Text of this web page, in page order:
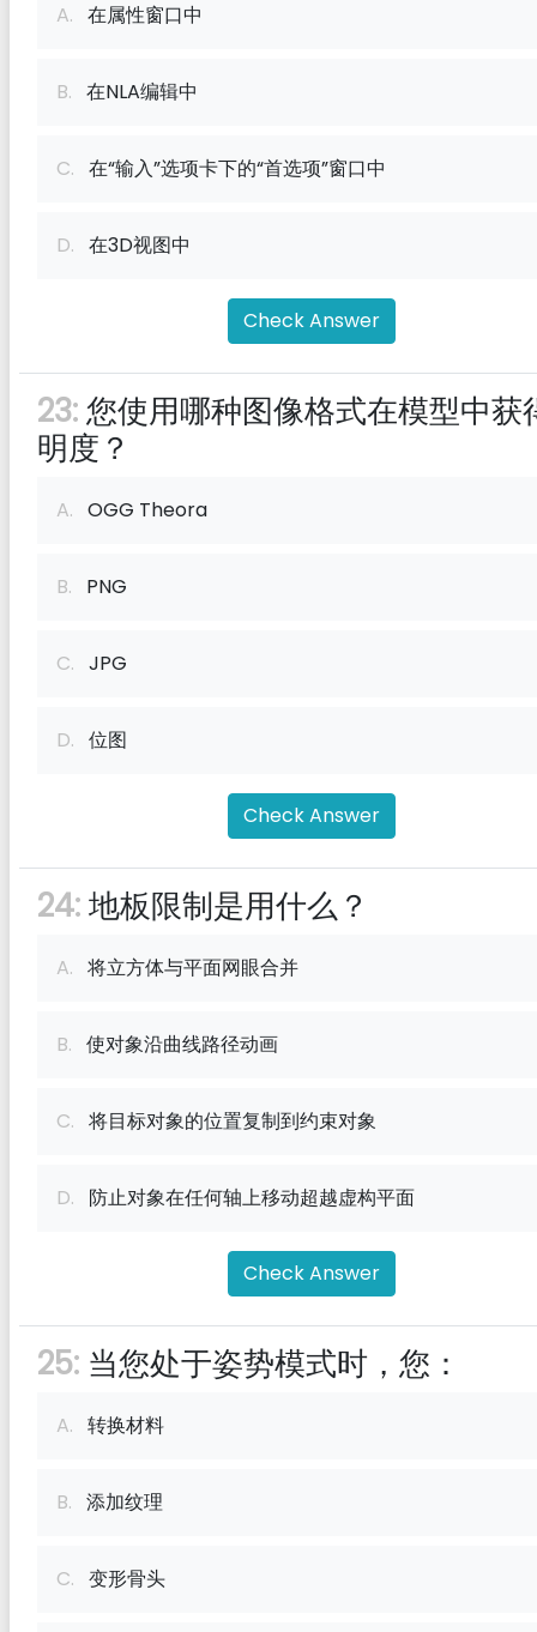
A. 在属性窗口中
B. 在NLA编辑中
C. 在“输入”选项卡下的“首选项”窗口中
D. 在3D视图中
Check Answer
23:您使用哪种图像格式在模型中获
明度？
A. OGG Theora
B. PNG
C. JPG
D. 位图
Check Answer
24:地板限制是用什么？
A. 将立方体与平面网眼合并
B. 使对象沿曲线路径动画
C. 将目标对象的位置复制到约束对象
D. 防止对象在任何轴上移动超越虚构平面
Check Answer
25: 当您处于姿势模式时，您：
A. 转换材料
B. 添加纹理
C. 变形骨头